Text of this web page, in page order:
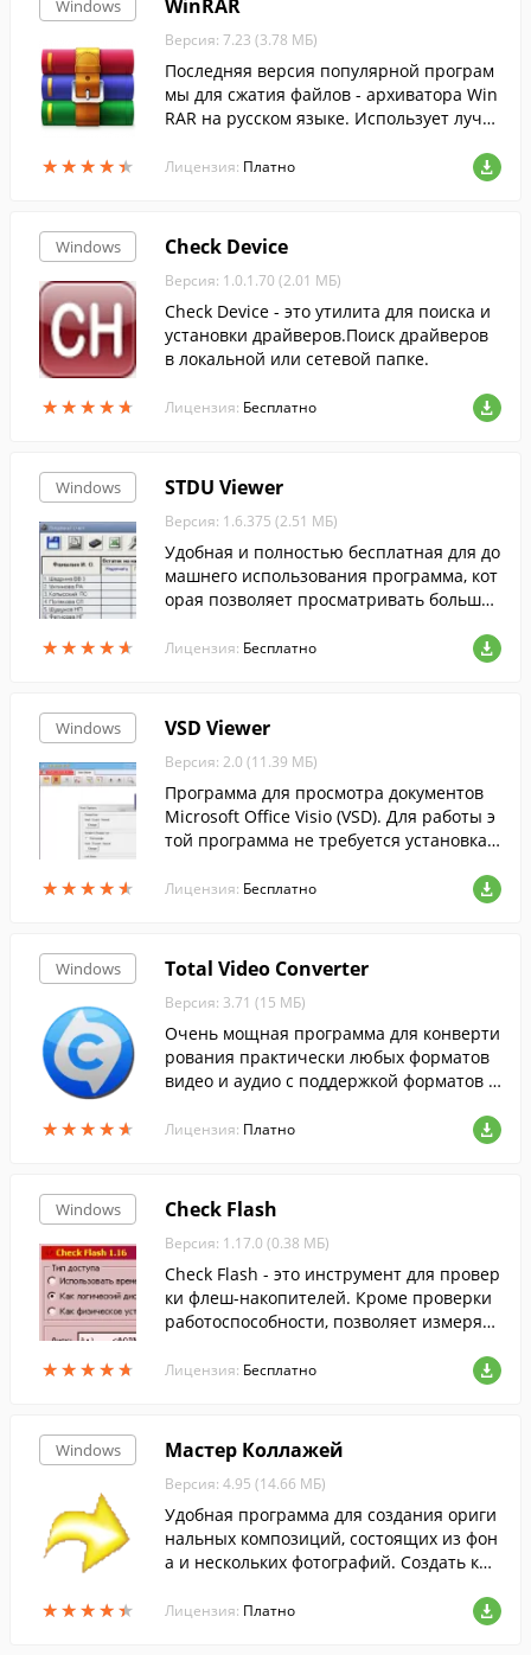
Windows
★★★★★
★★★★★
WinRAR
Версия: 7.23 (3.78 МБ)
Последняя версия популярной програм
мы для сжатия файлов - архиватора Win
RAR на русском языке. Использует лучш
Лицензия: Платно
Windows
★★★★★
★★★★★
Check Device
Версия: 1.0.1.70 (2.01 МБ)
Check Device - это утилита для поиска и
установки драйверов.Поиск драйверов
в локальной или сетевой папке.
Лицензия: Бесплатно
Windows
★★★★★
★★★★★
STDU Viewer
Версия: 1.6.375 (2.51 МБ)
Удобная и полностью бесплатная для до
машнего использования программа, кот
орая позволяет просматривать большое
иксов.
Лицензия: Бесплатно
Windows
★★★★★
★★★★★
VSD Viewer
Версия: 2.0 (11.39 МБ)
Программа для просмотра документов
Microsoft Office Visio (VSD). Для работы э
той программа не требуется установка
позволяет открывать, просматрива...
Лицензия: Бесплатно
Windows
★★★★★
★★★★★
Total Video Converter
Версия: 3.71 (15 МБ)
Очень мощная программа для конверти
рования практически любых форматов
видео и аудио с поддержкой форматов д
Лицензия: Платно
Windows
★★★★★
★★★★★
Check Flash
Версия: 1.17.0 (0.38 МБ)
Check Flash - это инструмент для провер
ки флеш-накопителей. Кроме проверки
работоспособности, позволяет измерять
редактировать информацию о разделах,
сохранять и восстанавливать полные об
ного загрузчика, проводить полное стир
ание содержимого.
Лицензия: Бесплатно
Windows
★★★★★
★★★★★
Мастер Коллажей
Версия: 4.95 (14.66 МБ)
Удобная программа для создания ориги
нальных композиций, состоящих из фон
а и нескольких фотографий. Создать кра
ро и просто. Программа включает боль
Лицензия: Платно